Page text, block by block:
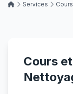
Services
Cours